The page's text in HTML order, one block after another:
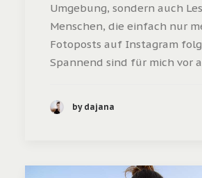
Umgebung, sondern auch
Menschen, die einfach nur
Fotoposts auf Instagram
Spannend sind für mich vor
by dajana